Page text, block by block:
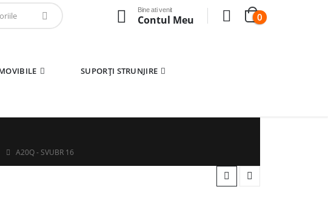
Bine ati venit
Contul Meu 0
SUPORȚI STRUNJIRE
A20Q - SVUBR 16